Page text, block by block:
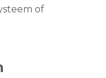
of